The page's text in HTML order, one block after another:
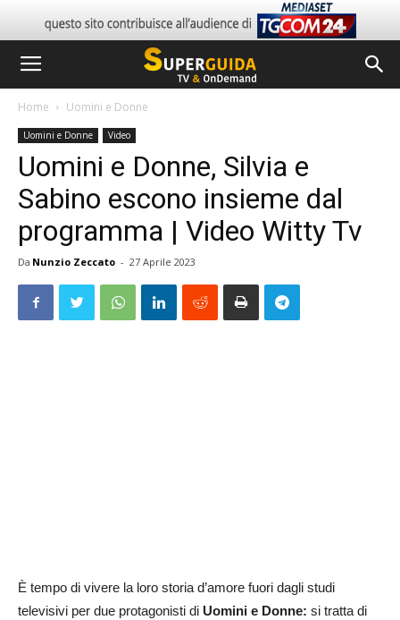
Home Uomini e Donne
Uomini e Donne Video
Uomini e Donne, Silvia e
Sabino escono insieme dal
programma | Video Witty Tv
Da Nunzio Zeccato - 27 Aprile 2023
È tempo di vivere la loro storia d’amore fuori dagli studi
televisivi per due protagonisti di Uomini e Donne: si tratta di